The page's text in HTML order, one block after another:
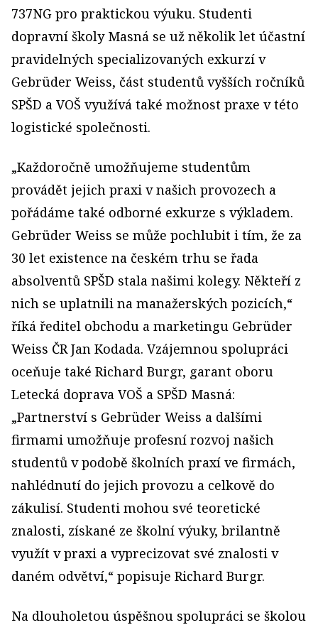
737NG pro praktickou výuku. Studenti
dopravní školy Masná se už několik let účastní
pravidelných specializovaných exkurzí v
Gebrüder Weiss, část studentů vyšších ročníků
SPŠD a VOŠ využívá také možnost praxe v této
logistické společnosti.
„Každoročně umožňujeme studentům
provádět jejich praxi v našich provozech a
pořádáme také odborné exkurze s výkladem.
Gebrüder Weiss se může pochlubit i tím, že za
30 let existence na českém trhu se řada
absolventů SPŠD stala našimi kolegy. Někteří z
nich se uplatnili na manažerských pozicích,“
říká ředitel obchodu a marketingu Gebrüder
Weiss ČR Jan Kodada. Vzájemnou spolupráci
oceňuje také Richard Burgr, garant oboru
Letecká doprava VOŠ a SPŠD Masná:
„Partnerství s Gebrüder Weiss a dalšími
firmami umožňuje profesní rozvoj našich
studentů v podobě školních praxí ve firmách,
nahlédnutí do jejich provozu a celkově do
zákulisí. Studenti mohou své teoretické
znalosti, získané ze školní výuky, brilantně
využít v praxi a vyprecizovat své znalosti v
daném odvětví,“ popisuje Richard Burgr.
Na dlouholetou úspěšnou spolupráci se školou